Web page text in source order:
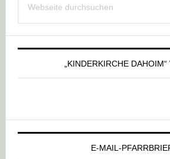
Sidebar
durchsuchen
„KINDERKIRCHE
E-MAIL-